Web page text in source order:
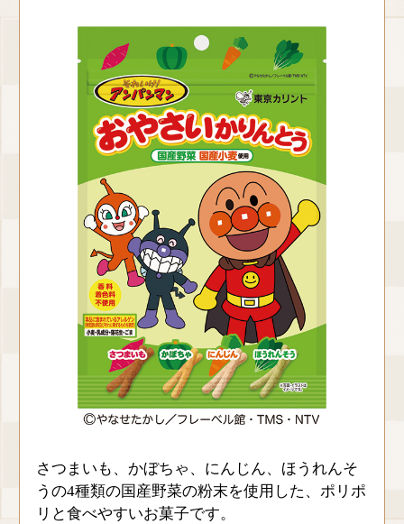
さつまいも、かぼちゃ、にんじん、ほうれんそ
うの4種類の国産野菜の粉末を使用した、ポリポ
リと食べやすいお菓子です。